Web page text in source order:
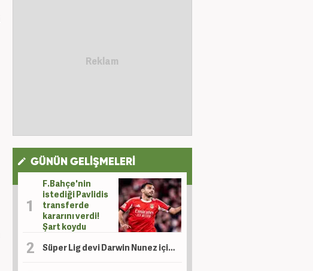
GÜNÜN GELİŞMELERİ
F.Bahçe'nin
istediği Pavlidis
transferde
kararını verdi!
Şart koydu
Süper Lig devi Darwin Nunez için uçağı kaldırıyor!